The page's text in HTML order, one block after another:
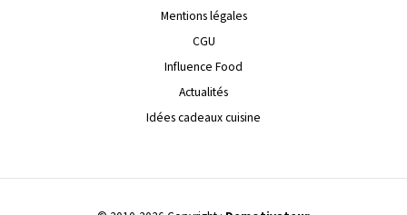
Mentions légales
CGU
Influence Food
Actualités
Idées cadeaux cuisine